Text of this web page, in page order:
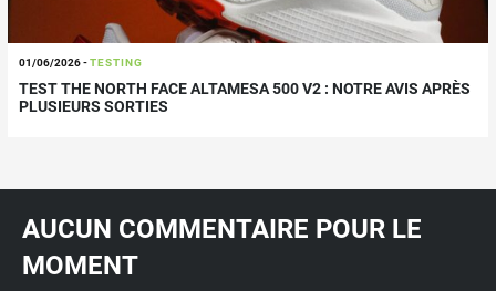
01/06/2026-TESTING
TEST THE NORTH FACE ALTAMESA 500 V2 : NOTRE AVIS APRÈS
PLUSIEURS SORTIES
AUCUN COMMENTAIRE POUR LE
MOMENT